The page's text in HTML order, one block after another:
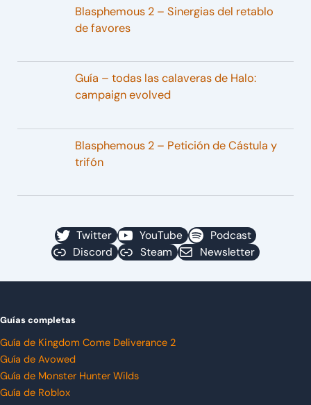
Blasphemous 2 – Sinergias del retablo
de favores
Guía – todas las calaveras de Halo:
campaign evolved
Blasphemous 2 – Petición de Cástula y
trifón
Twitter YouTube
Podcast
Discord
Steam Newsletter
Guías completas
Guía de Kingdom Come Deliverance 2
Guía de Avowed
Guía de Monster Hunter Wilds
Guía de Roblox